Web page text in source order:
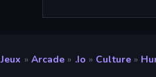
Jeux » Arcade » .io » Culture »